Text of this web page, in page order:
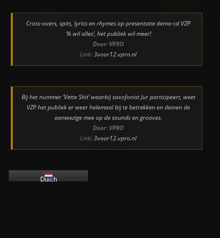
Cross-overs, spits, lyrics en rhymes op presentatie demo-cd VZP
‘Ik wil alles’, het publiek wil meer!
Door: VPRO
Link:3voor12.vpro.nl
Bij het nummer ‘Vette Shit’ waarbij saxofonist Jur participeert, weet
VZP het publiek er weer helemaal bij te betrekken en deinen de
aanwezige mee op de sounds en grooves.
Door: VPRO
Link:3voor12.vpro.nl
Dutch